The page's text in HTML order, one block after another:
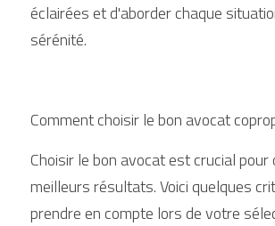
éclairées et d'aborder chaque
sérénité.
Comment choisir le bon avocat
Choisir le bon avocat est crucial pour
meilleurs résultats. Voici quelques
prendre en compte lors de votre